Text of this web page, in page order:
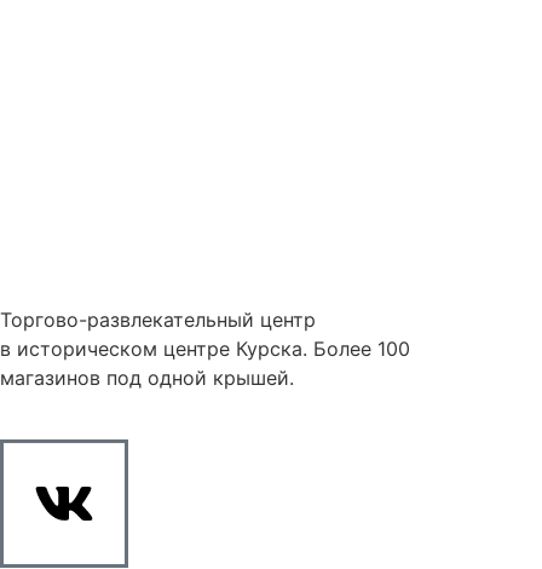
Торгово-развлекательный центр
в историческом центре Курска. Более 100
магазинов под одной крышей.